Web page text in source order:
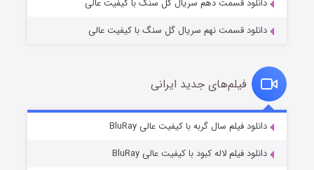
قسمت۶ (زیرنویس) منتشر شد
دانلود قسمت دهم سریال گل سنگ با کیفیت عالی
دانلود قسمت نهم سریال گل سنگ با کیفیت عالی
فیلم‌های جدید ایرانی
دانلود فیلم سال گربه با کیفیت عالی BluRay
دانلود فیلم لاله کبود با کیفیت عالی BluRay